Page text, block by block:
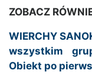
ZOBACZ
WIERCHY
wszystkim
Obiekt po